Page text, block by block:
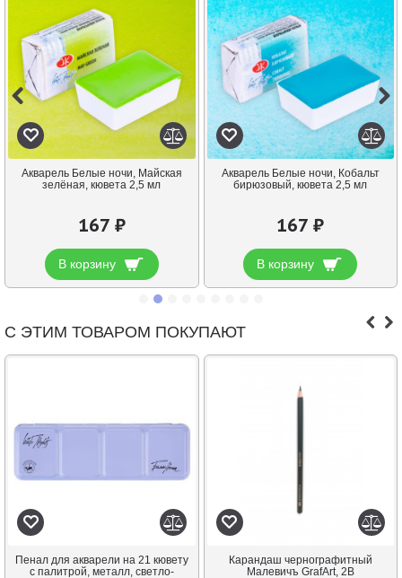
Акварель Белые ночи, Майская
зелёная, кювета 2,5 мл
167 ₽
В корзину
Акварель Белые ночи, Кобальт
бирюзовый, кювета 2,5 мл
167 ₽
В корзину
С ЭТИМ ТОВАРОМ ПОКУПАЮТ
Пенал для акварели на 21 кювету
с палитрой, металл, светло-
Карандаш чернографитный
Малевичъ GrafArt, 2В